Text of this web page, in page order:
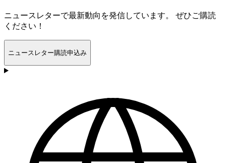
ニュースレターで最新動向を発信しています。 ぜひご購読
ください！
ニュースレター購読申込み